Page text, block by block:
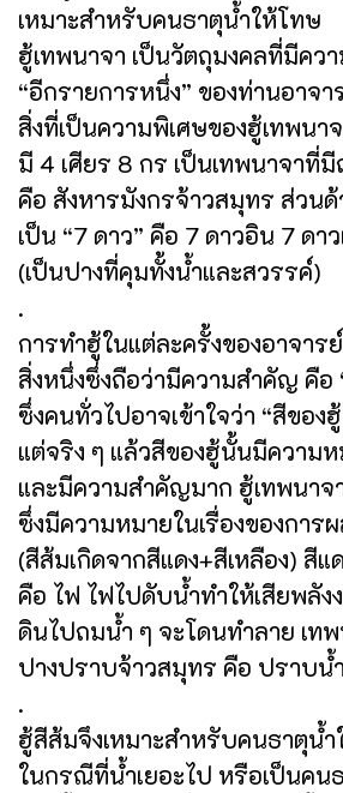
เหมาะสำหรับคนธาตุน้ำให้โทษ
ฮู้เทพนาจา เป็นวัตถุมงคลที่มีคว
“อีกรายการหนึ่ง” ของท่านอาจา
สิ่งที่เป็นความพิเศษของฮู้เทพนา
มี 4 เศียร 8 กร เป็นเทพนาจาที่
คือ สังหารมังกรจ้าวสมุทร ส่วน
เป็น “7 ดาว” คือ 7 ดาวอิน 7 ดาว
(เป็นปางที่คุมทั้งน้ำและสวรรค์)
.
การทำฮู้ในแต่ละครั้งของอาจาร
สิ่งหนึ่งซึ่งถือว่ามีความสำคัญ คือ
ซึ่งคนทั่วไปอาจเข้าใจว่า “สีของ
แต่จริง ๆ แล้วสีของฮู้นั้นมีความ
และมีความสำคัญมาก ฮู้เทพนาจ
ซึ่งมีความหมายในเรื่องของการ
(สีส้มเกิดจากสีแดง+สีเหลือง) สีแ
คือ ไฟ ไฟไปดับน้ำทำให้เสียพลัง
ดินไปถมน้ำ ๆ จะโดนทำลาย เท
ปางปราบจ้าวสมุทร คือ ปราบน้
.
ฮู้สีส้มจึงเหมาะสำหรับคนธาตุน้
ในกรณีที่น้ำเยอะไป หรือเป็นคน